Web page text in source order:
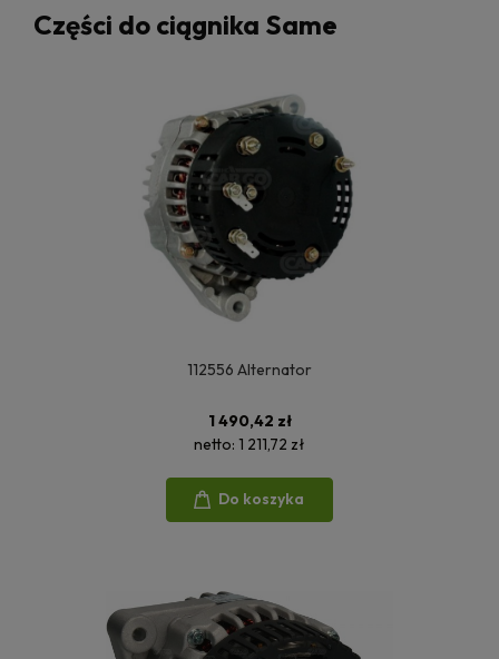
Części do ciągnika Same
112556 Alternator
1 490,42 zł
netto: 1 211,72 zł
Do koszyka